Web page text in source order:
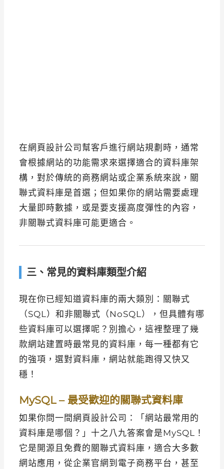
在網頁設計公司幫客戶進行網站規劃時，通常
會根據網站的功能需求來選擇適合的資料庫架
構，對於傳統的商務網站或企業系統來說，關
聯式資料庫是首選；但如果你的網站需要處理
大量即時數據，或是要支援高度彈性的內容，
非關聯式資料庫可能更適合。
三、常見的資料庫類型介紹
現在你已經知道資料庫的兩大類別：關聯式
（SQL）和非關聯式（NoSQL），但具體有哪
些資料庫可以選擇呢？別擔心，這裡整理了幾
款網站建置時最常見的資料庫，每一種都有它
的強項，選對資料庫，網站就能跑得又快又
穩！
MySQL – 最受歡迎的關聯式資料庫
如果你問一間網頁設計公司：「網站最常用的
資料庫是哪個？」十之八九答案會是MySQL！
它是開源且免費的關聯式資料庫，適合大多數
網站應用，從企業官網到電子商務平台，甚至